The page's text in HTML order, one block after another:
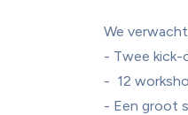
We
- Twee kick-
-  12
- Een groot